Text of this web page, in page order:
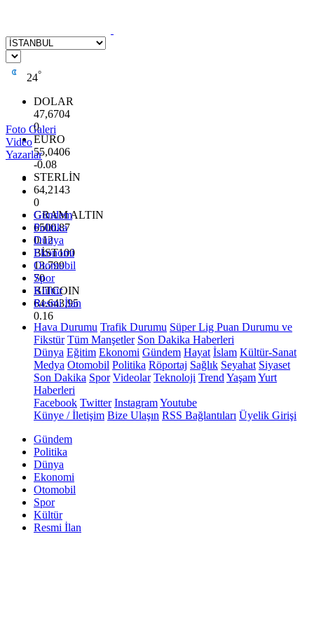
24°
DOLAR
47,6704
0
EURO
55,0406
-0.08
STERLİN
64,2143
0
GRAM ALTIN
6500.87
0.12
BİST100
13.799
70
BITCOIN
64.643,95
0.16
Foto Galeri
Video
Yazarlar
Gündem
Politika
Dünya
Ekonomi
Otomobil
Spor
Kültür
Resmi İlan
Hava Durumu Trafik Durumu Süper Lig Puan Durumu ve
Fikstür Tüm Manşetler Son Dakika Haberleri
Dünya Eğitim Ekonomi Gündem Hayat İslam Kültür-Sanat
Medya Otomobil Politika Röportaj Sağlık Seyahat Siyaset
Son Dakika Spor Videolar Teknoloji Trend YaşamYurt
Haberleri
Facebook Twitter InstagramYoutube
Künye / İletişim Bize Ulaşın RSS Bağlantıları Üyelik Girişi
Gündem
Politika
Dünya
Ekonomi
Otomobil
Spor
Kültür
Resmi İlan